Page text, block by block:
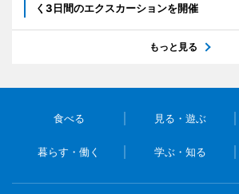
く3日間のエクスカーションを開催
もっと見る
食べる 見る・遊ぶ
暮らす・働く 学ぶ・知る